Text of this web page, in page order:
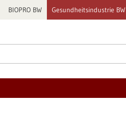
BIOPRO BW Gesundheitsindustrie BW